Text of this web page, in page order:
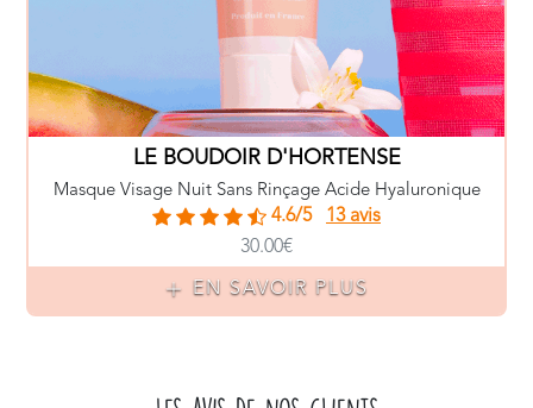
LE BOUDOIR D'HORTENSE
Masque Visage Nuit Sans Rinçage Acide Hyaluronique
4.6/5
13 avis
30.00€
EN SAVOIR PLUS